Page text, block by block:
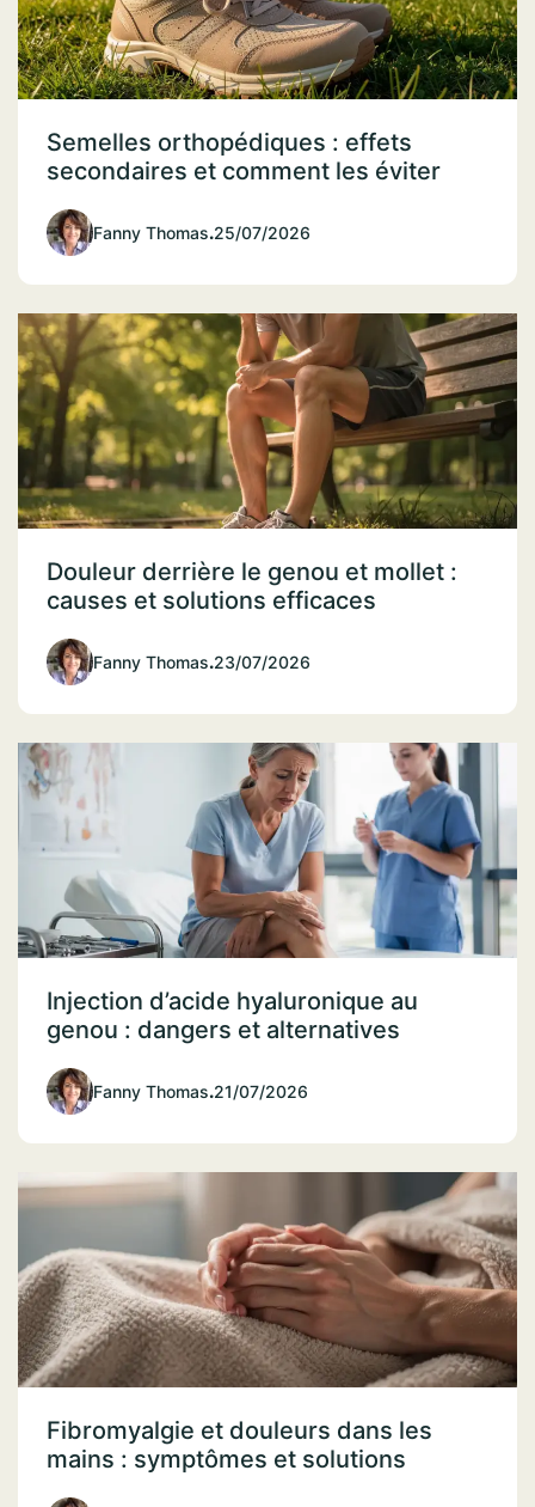
Semelles orthopédiques : effets
secondaires et comment les éviter
Fanny Thomas.25/07/2026
Douleur derrière le genou et mollet :
causes et solutions efficaces
Fanny Thomas.23/07/2026
Injection d’acide hyaluronique au
genou : dangers et alternatives
Fanny Thomas.21/07/2026
Fibromyalgie et douleurs dans les
mains : symptômes et solutions